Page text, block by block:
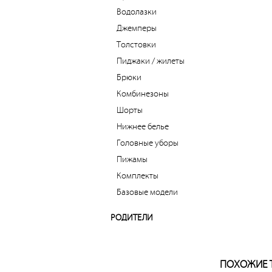
Водолазки
Джемперы
Толстовки
Пиджаки / жилеты
Брюки
Комбинезоны
Шорты
Нижнее белье
Головные уборы
Пижамы
Комплекты
Базовые модели
РОДИТЕЛИ
ПОХОЖИЕ